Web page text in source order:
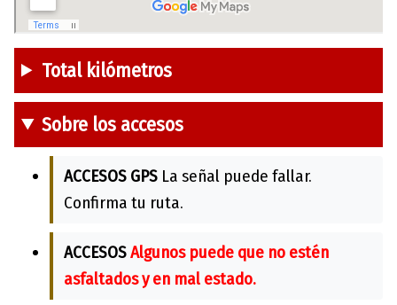
Total kilómetros
Sobre los accesos
ACCESOS GPS La señal puede fallar.
Confirma tu ruta.
ACCESOSAlgunos puede que no estén
asfaltados y en mal estado.